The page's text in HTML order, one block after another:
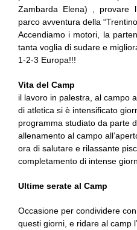
Zambarda Elena) , provare
parco avventura della “Trentino
Accendiamo i motori, la
tanta voglia di sudare e
1-2-3 Europa!!!
Vita del Camp
il lavoro in palestra, al campo
di atletica si è intensificato
programma studiato da parte
allenamento al campo
ora di salutare e rilassante
completamento di intense
Ultime serate al Camp
Occasione per condividere
questi giorni, e ridare al camp